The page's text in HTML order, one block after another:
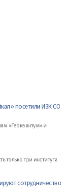
посетили ИЗК СО
«Геоквантум» и
только три института
сотрудничество